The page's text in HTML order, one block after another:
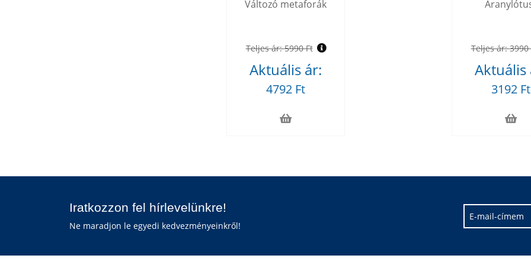
Változó metaforák
Teljes ár:5990 Ft
Aktuális ár:
4792 Ft
Teljes ár:3990
Aktuális
3192 Ft
Iratkozzon fel hírlevelünkre!
Ne maradjon le egyedi kedvezményeinkről!